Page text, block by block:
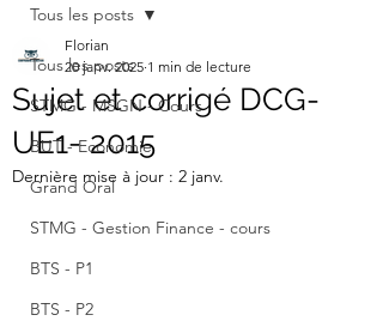
Tous les posts
STMG - MSGN - Cours
BUT - Economie
Grand Oral
STMG - Gestion Finance - cours
BTS - P1
BTS - P2
Tous les posts
Sujet et corrigé DCG-
UE1- 2015
Florian
20 janv. 2025 1 min de lecture
Dernière mise à jour : 2 janv.